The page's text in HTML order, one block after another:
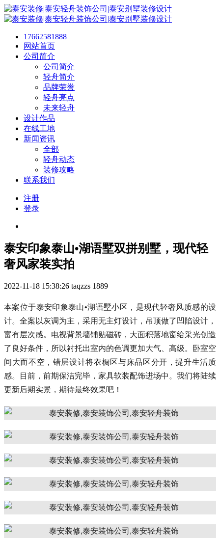
17662581888
网站首页
公司简介
公司简介
轻舟简介
品牌荣誉
轻舟亮点
未来轻舟
设计作品
在线工地
新闻资讯
全部
轻舟动态
装修攻略
联系我们
注册
登录
泰安印象泰山•湖语墅双拼别墅，现代轻
奢风家装实拍
2022-11-18 15:38:26 taqzzs 1889
本案位于泰安印象泰山•湖语墅小区，是现代轻奢风质感的设
计。全案以灰调为主，采用无主灯设计，吊顶做了凹陷设计，
富有层次感。电视背景墙铺贴磁砖，大面积落地窗给采光创造
了良好条件，所以衬托出室内的色调更加大气、高级。卧室空
间大而不空，错层设计将衣橱区与床品区分开，提升生活质
感。目前，前期保洁完毕，家具软装配饰进场中。我们将陆续
更新后期实景，期待最终效果吧！